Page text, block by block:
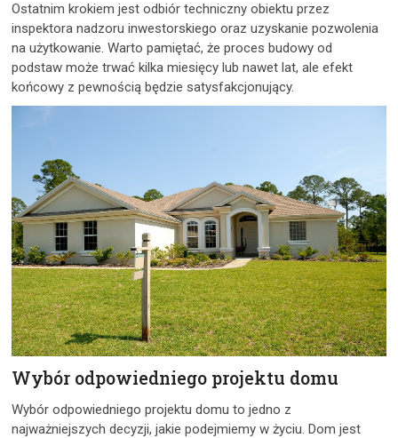
Ostatnim krokiem jest odbiór techniczny obiektu przez
inspektora nadzoru inwestorskiego oraz uzyskanie pozwolenia
na użytkowanie. Warto pamiętać, że proces budowy od
podstaw może trwać kilka miesięcy lub nawet lat, ale efekt
końcowy z pewnością będzie satysfakcjonujący.
Wybór odpowiedniego projektu domu
Wybór odpowiedniego projektu domu to jedno z
najważniejszych decyzji, jakie podejmiemy w życiu. Dom jest